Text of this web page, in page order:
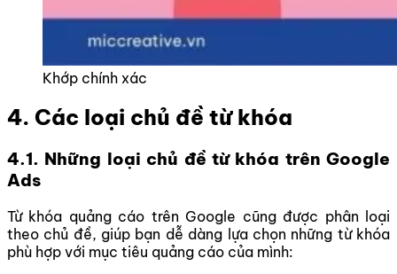
Khớp chính xác
4. Các loại chủ đề từ khóa
4.1. Những loại chủ đề từ khóa trên Google
Ads
Từ khóa quảng cáo trên Google cũng được phân loại
theo chủ đề, giúp bạn dễ dàng lựa chọn những từ khóa
phù hợp với mục tiêu quảng cáo của mình: